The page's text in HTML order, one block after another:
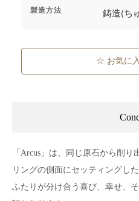
製造方法 鋳造(ち
☆ お気に
「Arcus」は、同じ原石から削
リングの側面にセッティングし
ふたりが分け合う喜び、幸せ、